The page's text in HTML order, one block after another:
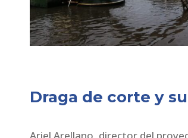
Draga de corte y
Ariel Arellano, director del